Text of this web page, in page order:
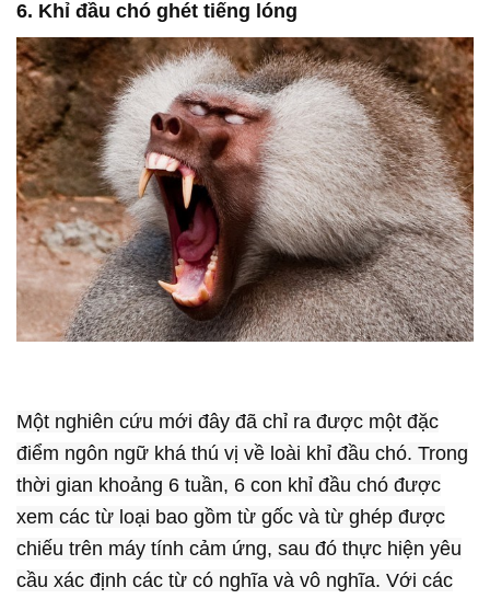
6. Khỉ đầu chó ghét tiếng lóng
Một nghiên cứu mới đây đã chỉ ra được một đặc
điểm ngôn ngữ khá thú vị về loài khỉ đầu chó. Trong
thời gian khoảng 6 tuần, 6 con khỉ đầu chó được
xem các từ loại bao gồm từ gốc và từ ghép được
chiếu trên máy tính cảm ứng, sau đó thực hiện yêu
cầu xác định các từ có nghĩa và vô nghĩa. Với các